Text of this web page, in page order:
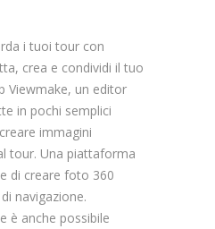
i tuoi tour con
crea e condividi il tuo
Viewmake, un editor
in pochi semplici
immagini
tour. Una piattaforma
di creare foto 360
navigazione.
è anche possibile